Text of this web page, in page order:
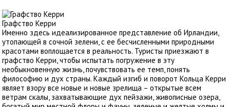
Графство Керри
Именно здесь идеализированное представление об Ирландии,
утопающей в сочной зелени, с ее бесчисленными природными
красотами воплощается в реальность. Туристы приезжают в
графство Керри, чтобы испытать погружение в эту
необыкновенную жизнь, почувствовать ее темп, понять
философию и дух страны. Каждый изгиб и поворот Кольца Керри
являет взору все новые и новые зрелища – открытые всем
ветрам скалы, захватывающие дух пейзажи, живописные озера,